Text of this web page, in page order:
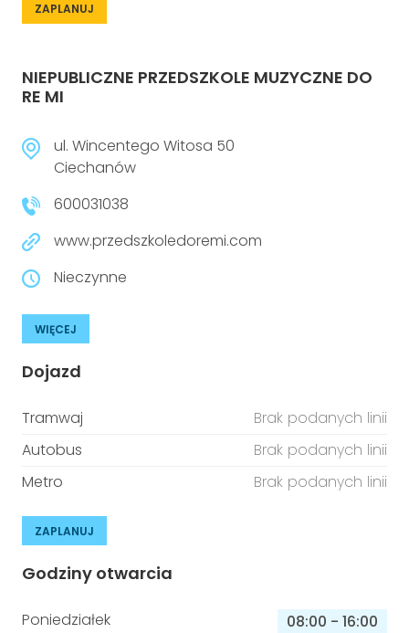
ZAPLANUJ
NIEPUBLICZNE PRZEDSZKOLE MUZYCZNE DO
RE MI
ul. Wincentego Witosa 50
Ciechanów
600031038
www.przedszkoledoremi.com
Nieczynne
WIĘCEJ
Dojazd
Tramwaj
Brak podanych linii
Autobus
Brak podanych linii
Metro
Brak podanych linii
ZAPLANUJ
Godziny otwarcia
Poniedziałek 08:00 - 16:00